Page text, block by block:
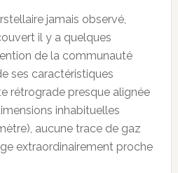
jamais observé,
il y a quelques
de la communauté
ses caractéristiques
rétrograde presque alignée
inhabituelles
aucune trace de gaz
extraordinairement proche